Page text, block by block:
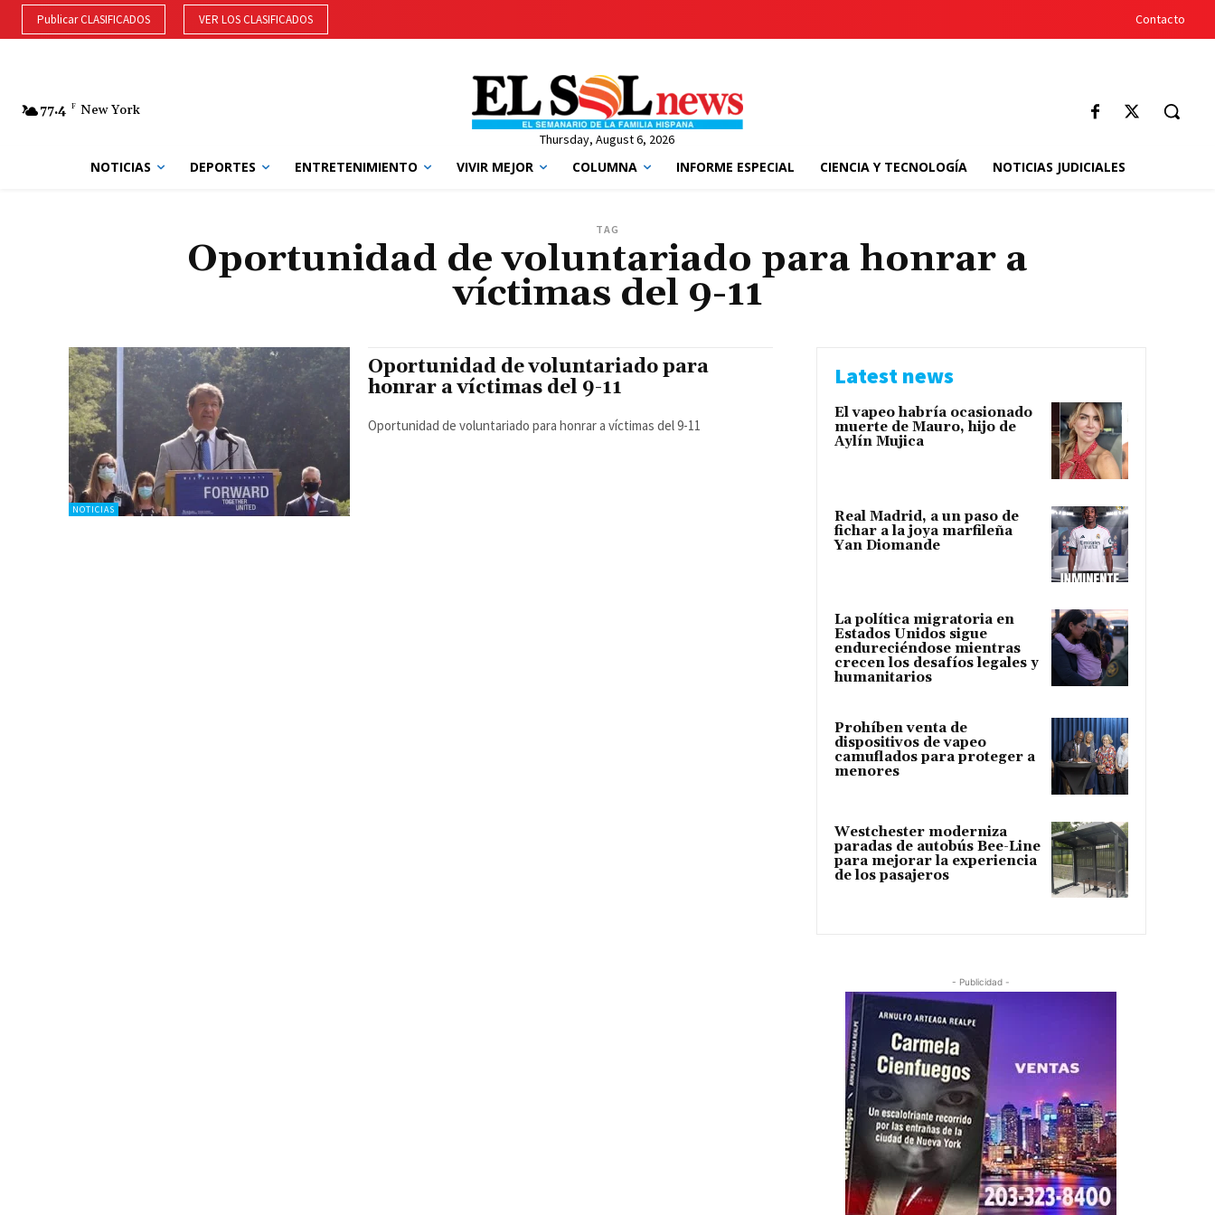
Publicar CLASIFICADOS VER LOS CLASIFICADOS Contacto
77.4 F New York
Thursday, August 6, 2026
NOTICIAS DEPORTES ENTRETENIMIENTO VIVIR MEJOR COLUMNA INFORME ESPECIAL CIENCIA Y TECNOLOGÍA NOTICIAS JUDICIALES
TAG
Oportunidad de voluntariado para honrar a
víctimas del 9-11
NOTICIAS
Oportunidad de voluntariado para
honrar a víctimas del 9-11
Oportunidad de voluntariado para honrar a víctimas del 9-11
Latest news
El vapeo habría ocasionado
muerte de Mauro, hijo de
Aylín Mujica
Real Madrid, a un paso de
fichar a la joya marfileña
Yan Diomande
La política migratoria en
Estados Unidos sigue
endureciéndose mientras
crecen los desafíos legales y
humanitarios
Prohíben venta de
dispositivos de vapeo
camuflados para proteger a
menores
Westchester moderniza
paradas de autobús Bee-Line
para mejorar la experiencia
de los pasajeros
- Publicidad -